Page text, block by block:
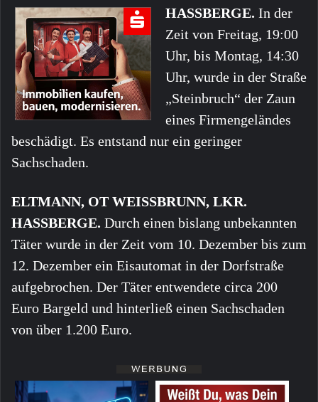
HASSBERGE. In der
Zeit von Freitag, 19:00
Uhr, bis Montag, 14:30
Uhr, wurde in der Straße
„Steinbruch“ der Zaun
eines Firmengeländes
beschädigt. Es entstand nur ein geringer
Sachschaden.
ELTMANN, OT WEISSBRUNN, LKR.
HASSBERGE. Durch einen bislang unbekannten
Täter wurde in der Zeit vom 10. Dezember bis zum
12. Dezember ein Eisautomat in der Dorfstraße
aufgebrochen. Der Täter entwendete circa 200
Euro Bargeld und hinterließ einen Sachschaden
von über 1.200 Euro.